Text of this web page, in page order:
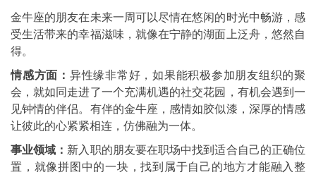
金牛座的朋友在未来一周可以尽情在悠闲的时光中畅游，感
受生活带来的幸福滋味，就像在宁静的湖面上泛舟，悠然自
得。
情感方面： 异性缘非常好，如果能积极参加朋友组织的聚
会，就如同走进了一个充满机遇的社交花园，有机会遇到一
见钟情的伴侣。有伴的金牛座，感情如胶似漆，深厚的情感
让彼此的心紧紧相连，仿佛融为一体。
事业领域： 新入职的朋友要在职场中找到适合自己的正确位
置，就像拼图中的一块，找到属于自己的地方才能融入整